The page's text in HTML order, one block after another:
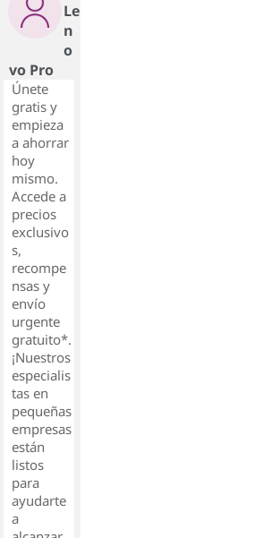
Le
n
o
vo Pro
Únete
gratis y
empieza
a ahorrar
hoy
mismo.
Accede a
precios
exclusivo
s,
recompe
nsas y
envío
urgente
gratuito*.
¡Nuestros
especialis
tas en
pequeñas
empresas
están
listos
para
ayudarte
a